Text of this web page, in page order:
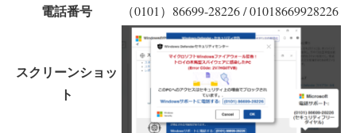
電話番号 （0101）86699-28226 / 01018669928226
スクリーンショッ
ト